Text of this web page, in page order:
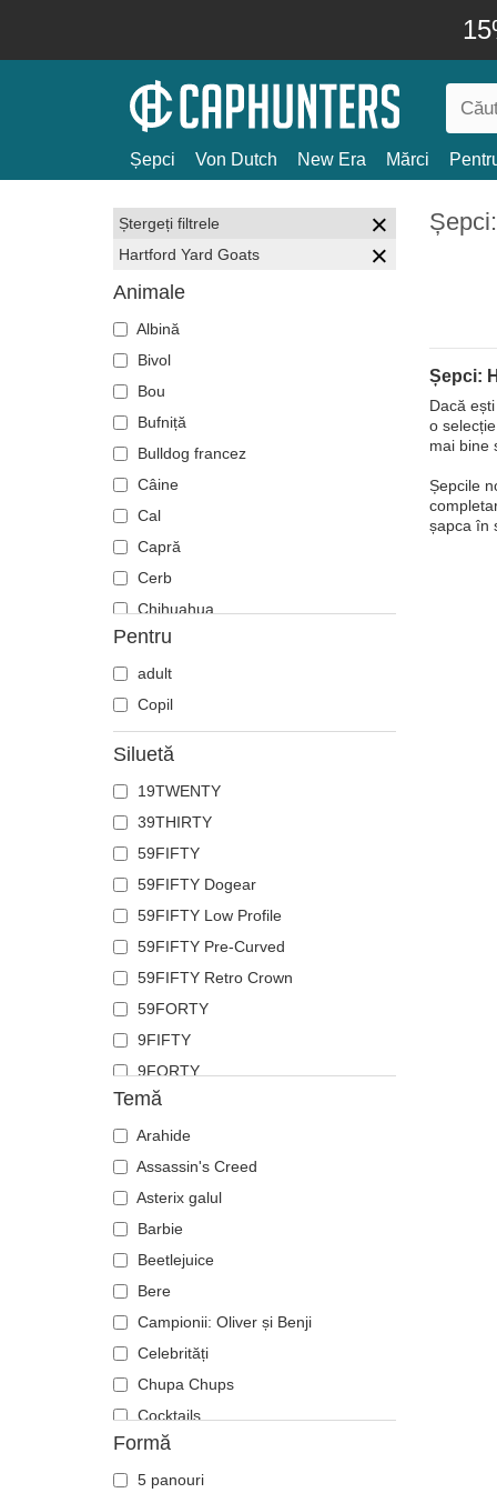
Șepci Von Dutch New Era Mărci
Ștergeți filtrele
Hartford Yard Goats
Animale
Albină
Bivol
Bou
Bufniță
Bulldog francez
Câine
Cal
Capră
Cerb
Chihuahua
Ciobănesc german
Cocoș
Coiot
Corb
Crab
Craniu
Crocodil
Delfin
Doberman
Dragon
Elan
Fenix
Flamingo
Fluture
Focă
Furnică
Ghepard
Hipopotam
Labrador retriever
Langustă
Leoaică
Leu
Libelulă
Licurici
Lup
Oaie
Panteră
Pegas
Pentru
adult
Copil
Siluetă
19TWENTY
39THIRTY
59FIFTY
59FIFTY Dogear
59FIFTY Low Profile
59FIFTY Pre-Curved
59FIFTY Retro Crown
59FORTY
9FIFTY
9FORTY
9FORTY APEX
9FORTY M-Crown
9SEVENTY
9TWENTY
A Frame
Casual Classic
E Frame
Open Back
Runner
The 90s
The Ball
The Retro
The Snap
Temă
Arahide
Assassin's Creed
Asterix galul
Barbie
Beetlejuice
Bere
Campionii: Oliver și Benji
Celebrități
Chupa Chups
Cocktails
DC Comics
Disney
Formă
5 panouri
Șepci:
Dacă
o
mai bine
Șepcile
șapca în